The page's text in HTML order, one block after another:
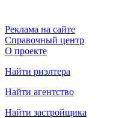
Реклама на сайте
Справочный центр
О проекте
Найти риэлтера
Найти агентство
Найти застройщика